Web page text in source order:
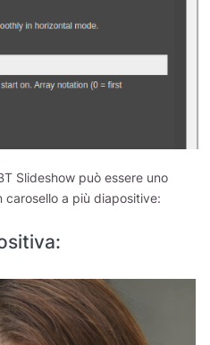
Slideshow può essere uno
carosello a più diapositive: